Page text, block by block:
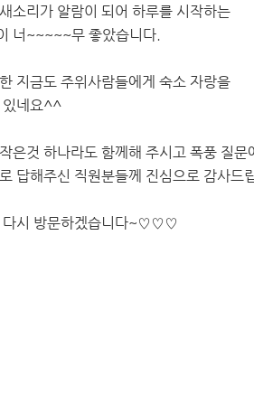
소리가 알람이 되어 하루를 시작하는
너~~~~~무 좋았습니다.
지금도 주위사람들에게 숙소 자랑을
있네요^^
은것 하나라도 함께해 주시고 폭풍 질문
답해주신 직원분들께 진심으로 감사드
다시 방문하겠습니다~♡♡♡